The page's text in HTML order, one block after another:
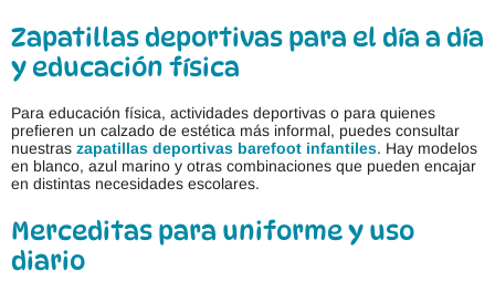
Zapatillas deportivas para el día a día
y educación física
Para educación física, actividades deportivas o para quienes
prefieren un calzado de estética más informal, puedes consultar
nuestras zapatillas deportivas barefoot infantiles. Hay modelos
en blanco, azul marino y otras combinaciones que pueden encajar
en distintas necesidades escolares.
Merceditas para uniforme y uso
diario